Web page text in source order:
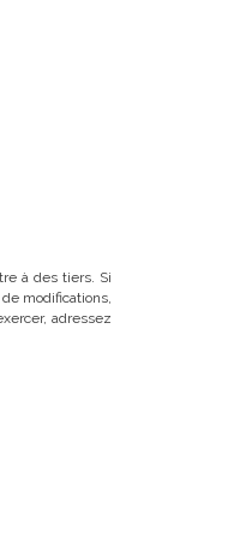
à des tiers. Si
modifications,
adressez